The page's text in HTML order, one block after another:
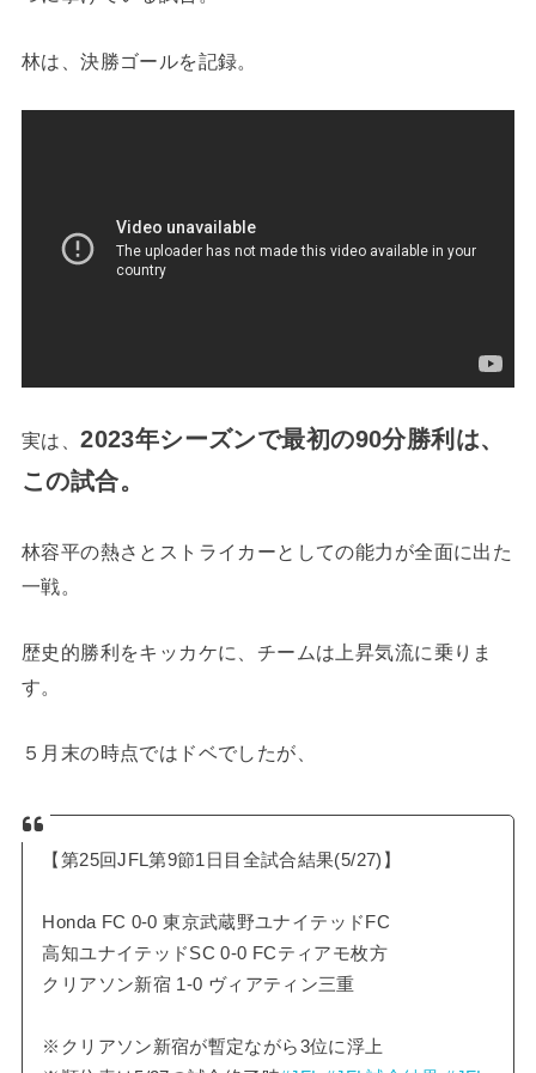
林は、決勝ゴールを記録。
実は、2023年シーズンで最初の90分勝利は、
この試合。
林容平の熱さとストライカーとしての能力が全面に出た
一戦。
歴史的勝利をキッカケに、チームは上昇気流に乗りま
す。
５月末の時点ではドベでしたが、
【第25回JFL第9節1日目全試合結果(5/27)】
Honda FC 0-0 東京武蔵野ユナイテッドFC
高知ユナイテッドSC 0-0 FCティアモ枚方
クリアソン新宿 1-0 ヴィアティン三重
※クリアソン新宿が暫定ながら3位に浮上